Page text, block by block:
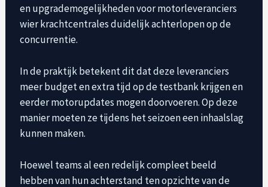
en upgrademogelijkheden voor motorleveranciers
wier krachtcentrales duidelijk achterlopen op de
concurrentie.
In de praktijk betekent dit dat deze leveranciers
meer budget en extra tijd op de testbank krijgen en
eerder motorupdates mogen doorvoeren. Op deze
manier moeten ze tijdens het seizoen een inhaalslag
kunnen maken.
Hoewel teams al een redelijk compleet beeld
hebben van hun achterstand ten opzichte van de